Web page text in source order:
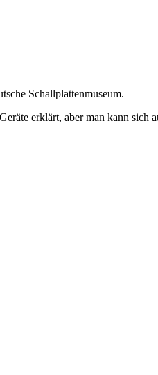
Schallplattenmuseum.
erklärt, aber man kann sich